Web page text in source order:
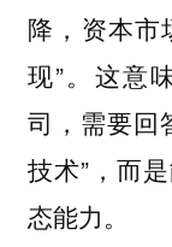
降，资本市
现”。这意
司，需要回
技术”，而
态能力。